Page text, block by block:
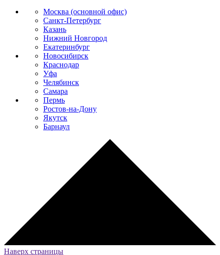
Москва (основной офис)
Санкт-Петербург
Казань
Нижний Новгород
Екатеринбург
Новосибирск
Краснодар
Уфа
Челябинск
Самара
Пермь
Ростов-на-Дону
Якутск
Барнаул
Наверх страницы